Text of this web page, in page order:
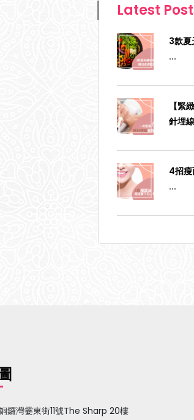
Latest
3款夏
...
【緊
針埋
4招瘦
...
鑼灣霎東街11號The Sharp 20樓